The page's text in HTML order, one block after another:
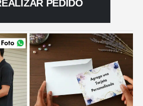
PEDIDO